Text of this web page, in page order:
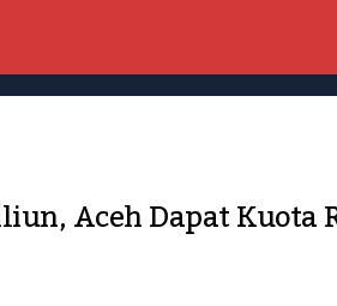
Aceh Dapat Kuota